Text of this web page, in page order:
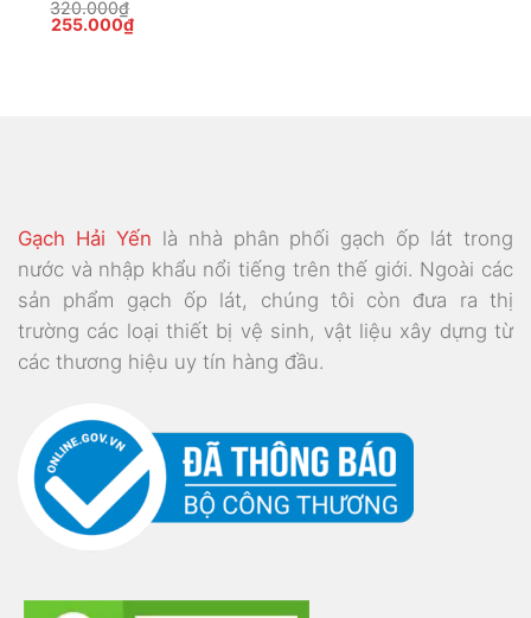
320.000₫
Giá
255.000₫Giá
hiện
Gạch Hải Yến là nhà phân phối gạch ốp lát trong
nước và nhập khẩu nổi tiếng trên thế giới. Ngoài các
sản phẩm gạch ốp lát, chúng tôi còn đưa ra thị
trường các loại thiết bị vệ sinh, vật liệu xây dựng từ
các thương hiệu uy tín hàng đầu.